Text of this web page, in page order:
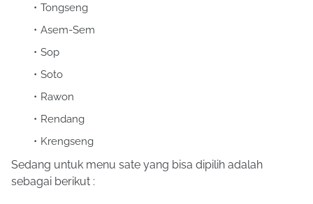
Tongseng
Asem-Sem
Sop
Soto
Rawon
Rendang
Krengseng
Sedang untuk menu sate yang bisa dipilih adalah
sebagai berikut :